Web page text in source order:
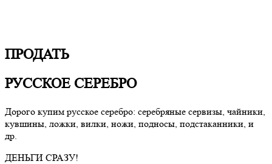
ПРОДАТЬ
РУССКОЕ СЕРЕБРО
Дорого купим русское серебро: серебряные сервизы, чайники,
кувшины, ложки, вилки, ножи, подносы, подстаканники, и
др.
ДЕНЬГИ СРАЗУ!